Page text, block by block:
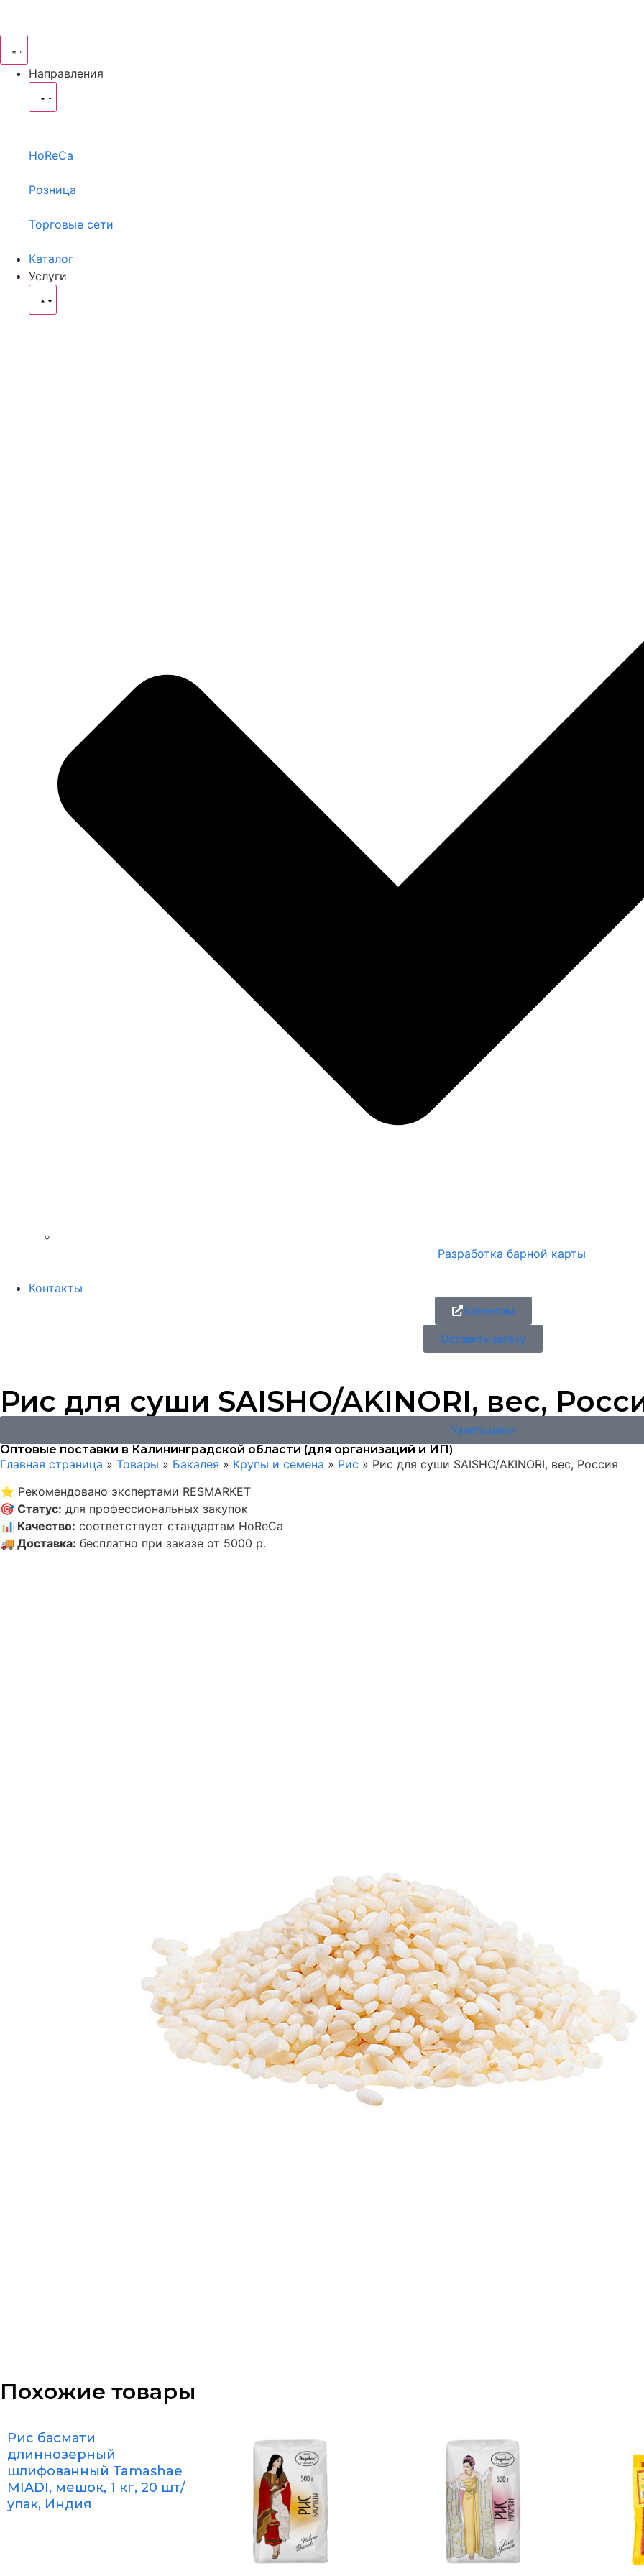
Направления
HoReCa
Розница
Торговые сети
Каталог
Услуги
Разработка барной карты
Контакты
Клиентам
Оставить заявку
Рис для суши SAISHO/AKINORI, вес,
Узнать цену
Оптовые поставки в Калининградской области (для организаций и ИП)
Главная страница » Товары » Бакалея » Крупы и семена » Рис » Рис для суши SAISHO/AKINORI, вес, Россия
⭐ Рекомендовано экспертами RESMARKET
🎯 Статус: для профессиональных закупок
📊 Качество: соответствует стандартам HoReCa
🚚 Доставка: бесплатно при заказе от 5000 р.
Похожие товары
Рис басмати
длиннозерный
шлифованный Tamashae
MIADI, мешок, 1 кг, 20 шт/
упак, Индия